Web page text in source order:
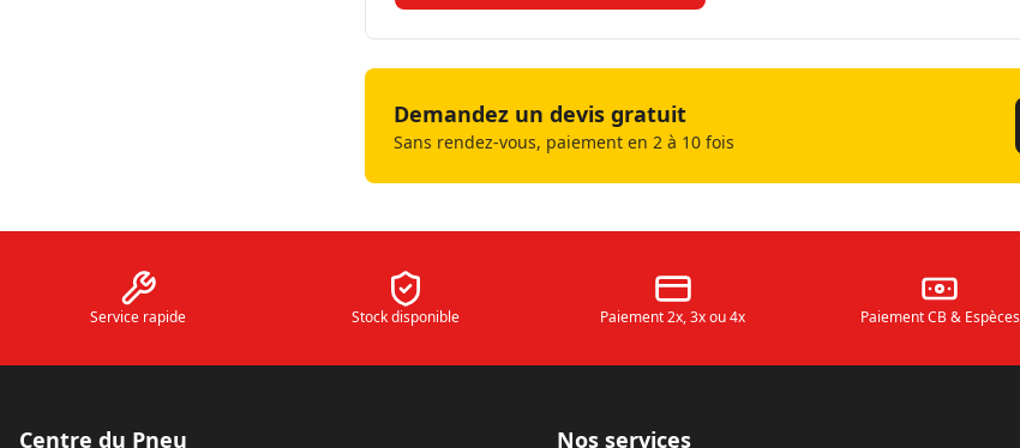
Demandez un devis gratuit
Sans rendez-vous, paiement en 2 à 10 fois
Service rapide Stock disponible Paiement 2x, 3x ou 4x Paiement CB & Espèces
Centre du Pneu Nos services